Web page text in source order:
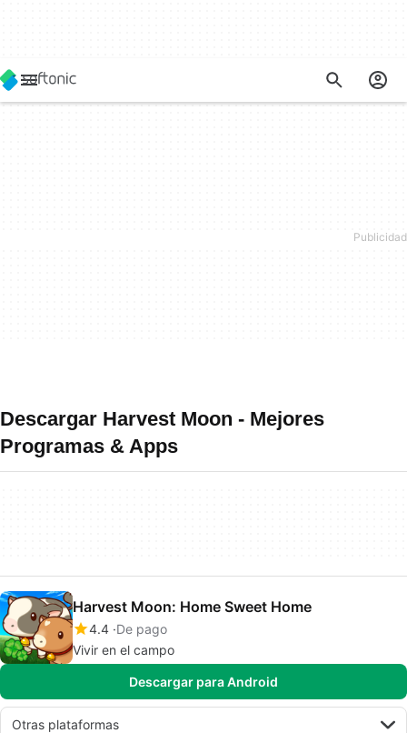
Descargar Harvest Moon - Mejores
Programas & Apps
Harvest Moon: Home Sweet Home
4.4 De pago
Vivir en el campo
Descargar para Android
Otras plataformas